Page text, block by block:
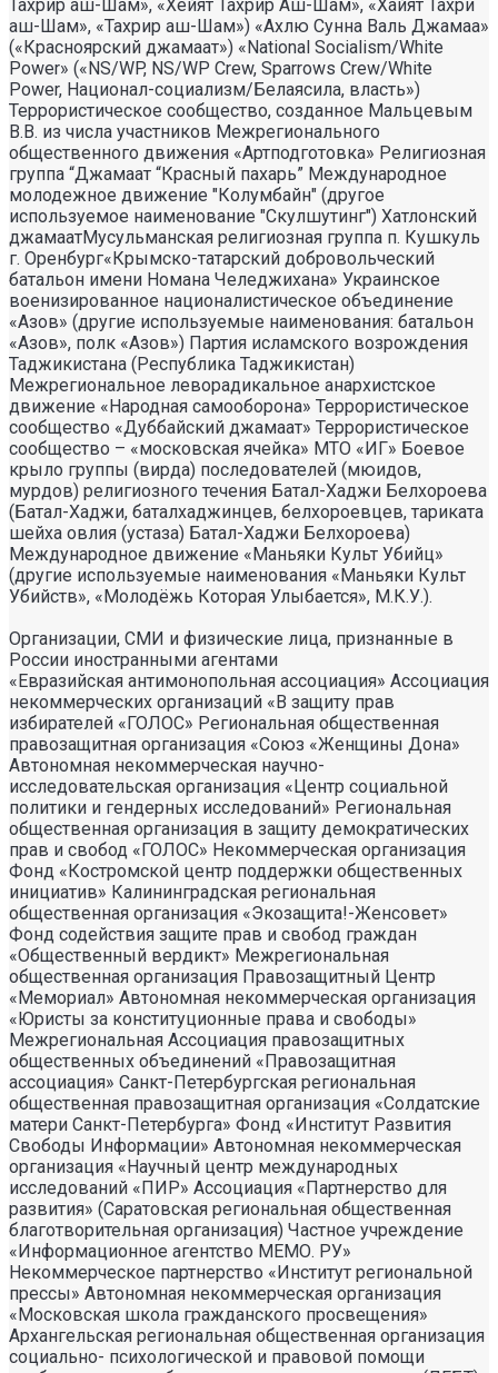
Тахрир аш-Шам», «Хейят Тахрир Аш-Шам», «Хайят Тахри
аш-Шам», «Тахрир аш-Шам») «Ахлю Сунна Валь Джамаа»
(«Красноярский джамаат») «National Socialism/White
Power» («NS/WP, NS/WP Crew, Sparrows Crew/White
Power, Национал-социализм/Белаясила, власть»)
Террористическое сообщество, созданное Мальцевым
В.В. из числа участников Межрегионального
общественного движения «Артподготовка» Религиозная
группа “Джамаат “Красный пахарь” Международное
молодежное движение "Колумбайн" (другое
используемое наименование "Скулшутинг") Хатлонский
джамаатМусульманская религиозная группа п. Кушкуль
г. Оренбург«Крымско-татарский добровольческий
батальон имени Номана Челеджихана» Украинское
военизированное националистическое объединение
«Азов» (другие используемые наименования: батальон
«Азов», полк «Азов») Партия исламского возрождения
Таджикистана (Республика Таджикистан)
Межрегиональное леворадикальное анархистское
движение «Народная самооборона» Террористическое
сообщество «Дуббайский джамаат» Террористическое
сообщество – «московская ячейка» МТО «ИГ» Боевое
крыло группы (вирда) последователей (мюидов,
мурдов) религиозного течения Батал-Хаджи Белхороева
(Батал-Хаджи, баталхаджинцев, белхороевцев, тариката
шейха овлия (устаза) Батал-Хаджи Белхороева)
Международное движение «Маньяки Культ Убийц»
(другие используемые наименования «Маньяки Культ
Убийств», «Молодёжь Которая Улыбается», М.К.У.).
Организации, СМИ и физические лица, признанные в
России иностранными агентами
«Евразийская антимонопольная ассоциация» Ассоциация некоммерческих организаций «В защиту прав избирателей «ГОЛОС» Региональная общественная правозащитная организация «Союз «Женщины Дона» Автономная некоммерческая научно- исследовательская организация «Центр социальной политики и гендерных исследований» Региональная общественная организация в защиту демократических прав и свобод «ГОЛОС» Некоммерческая организация Фонд «Костромской центр поддержки общественных инициатив» Калининградская региональная общественная организация «Экозащита!-Женсовет» Фонд содействия защите прав и свобод граждан «Общественный вердикт» Межрегиональная общественная организация Правозащитный Центр «Мемориал» Автономная некоммерческая организация «Юристы за конституционные права и свободы» Межрегиональная Ассоциация правозащитных общественных объединений «Правозащитная ассоциация» Санкт-Петербургская региональная общественная правозащитная организация «Солдатские матери Санкт-Петербурга» Фонд «Институт Развития Свободы Информации» Автономная некоммерческая организация «Научный центр международных исследований «ПИР» Ассоциация «Партнерство для развития» (Саратовская региональная общественная благотворительная организация) Частное учреждение «Информационное агентство МЕМО. РУ» Некоммерческое партнерство «Институт региональной прессы» Автономная некоммерческая организация «Московская школа гражданского просвещения» Архангельская региональная общественная организация социально- психологической и правовой помощи лесбиянкам, геям, бисексуалам и трансгендерам (ЛГБТ) «Ракурс» Карачаево-Черкесская Республиканская молодежная общественная организация «Союз молодых политологов» Общероссийское общественное движение защиты прав человека «За права человека» Краснодарская краевая общественная организация выпускников вузов Калининградская региональная общественная организация «Правозащитный центр» Региональная общественная организация «Общественная комиссия по сохранению наследия академика Сахарова» Санкт-Петербургская правозащитная общественная организация «Лига избирательниц» Фонд поддержки свободы прессы Санкт-Петербургская общественная правозащитная организация «Гражданский контроль» Автономная некоммерческая организация информационных и правовых услуг «Ресурсный правозащитный центр» Межрегиональная общественная правозащитная организация «Человек и Закон» Автономная некоммерческая организация «Центр социального проектирования «Возрождение» Межрегиональная общественная организация «Информационно- просветительский центр «Мемориал» Межрегиональная общественная организация «Комитет против пыток» «Частное учреждение в Санкт- Петербурге по административной поддержке реализации программ и проектов Совета Министров северных стран» Автономная некоммерческая правозащитная организация «Молодежный центр консультации и тренинга» Еврейское областное региональное отделение Общероссийской общественной организации «Муниципальная Академия» Некоммерческое партнерство «Институт развития прессы-Сибирь» Мурманская региональная общественная организация «Центр социально-психологической помощи и правовой поддержки жертв дискриминации и гомофобии «Максимум» Межрегиональный общественный фонд содействия развитию гражданского общества «ГОЛОС – Поволжье» Межрегиональная благотворительная общественная организация «Сибирский экологический центр» Фонд «Центр гражданского анализа и независимых исследований «ГРАНИ» Городская общественная организация «Самарский центр гендерных исследований» Региональный Фонд «Центр Защиты Прав Средств Массовой Информации» Челябинский региональный благотворительный общественный фонд «За природу» Челябинское региональное экологическое общественное движение «За природу» Общественное региональное движение «Новгородский Женский Парламент» Самарская региональная общественная организация содействия гармонизации межнациональных отношений «АЗЕРБАЙДЖАН» Мурманская региональная молодежная общественная организация «Гуманистическое движение молодежи» Мурманская региональная общественная экологическая организация «Беллона-Мурманск» Частное учреждение дополнительного профессионального образования «Учебный центр экологии и безопасности» Фонд поддержки социальных проектов «Миграция XXI век» Ростовская городская общественная организация «ЭКО-ЛОГИКА» Автономная некоммерческая организация «Центр антикоррупционных исследований и инициатив «Трансперенси Интернешнл-Р» Озерская городская социально- экологическая общественная организация «Планета надежд» Новосибирский областной общественный фонд «Фонд защиты прав потребителей» Региональная общественная благотворительная организация помощи беженцам и мигрантам «Гражданское содействие» Фонд поддержки расследовательской журналистики – Фонд 19/29 Калининградская региональная общественная организация информационно-правовых программ «Женская лига» Автономная некоммерческая организация «Мемориальный центр истории политических репрессий «Пермь-36» Ассоциация «Экспертно-правовое партнерство «Союз» Некоммерческое партнерство «Клуб бухгалтеров и аудиторов некоммерческих организаций» «Частное учреждение в Калининграде по административной поддержке реализации программ и проектов Совета Министров северных стран» Межрегиональная благотворительная общественная организация «Центр развития некоммерческих организаций» Негосударственное образовательное учреждение дополнительного профессионального образования (повышение квалификации) специалистов «АКАДЕМИЯ ПО ПРАВАМ ЧЕЛОВЕКА» Свердловская региональная общественная организация «Сутяжник» Нижегородская региональная общественная организация «Экологический центр «Дронт» ФОНД НЕКОММЕРЧЕСКИХ ПРОГРАММ ДМИТРИЯ ЗИМИНА «ДИНАСТИЯ» НЕКОММЕРЧЕСКАЯ ОРГАНИЗАЦИЯ НАУЧНЫЙ ФОНД ТЕОРЕТИЧЕСКИХ И ПРИКЛАДНЫХ ИССЛЕДОВАНИЙ «ЛИБЕРАЛЬНАЯ МИССИЯ» Территориальное объединение работодателей «Ефремовский районный союз промышленников и предпринимателей» Региональная общественная организация «Центр независимых исследователей Республики Алтай» ФОНД "СИБИРСКИЙ ЦЕНТР ПОДДЕРЖКИ ОБЩЕСТВЕННЫХ ИНИЦИАТИВ" РЕСПУБЛИКАНСКАЯ МОЛОДЕЖНАЯ ОБЩЕСТВЕННАЯ ОРГАНИЗАЦИЯ «НУОРИ КАРЬЯЛА» («МОЛОДАЯ КАРЕЛИЯ) МЕЖРЕГИОНАЛЬНЫЙ ОБЩЕСТВЕННЫЙ ФОНД МИРА НА ЮГЕ И СЕВЕРНОМ КАВКАЗЕ Автономная некоммерческая организация «Центр независимых социологических исследований» Автономная некоммерческая организация «Центр информации «ФРИИНФОРМ» Региональная общественная организация содействия охране репродуктивного здоровья граждан «Народонаселение и Развитие» Алтайская краевая общественная организация «Геблеровское экологическое общество» АССОЦИАЦИЯ «СОДЕЙСТВИЕ В ПРАВОВОЙ ЗАЩИТЕ НАСЕЛЕНИЯ «ПРАВОВАЯ ОСНОВА» Межрегиональная общественная организация «Северная природоохранная коалиция» КОМИ РЕГИОНАЛЬНАЯ ОБЩЕСТВЕННАЯ ОРГАНИЗАЦИЯ «КОМИССИЯ ПО ЗАЩИТЕ ПРАВ ЧЕЛОВЕКА «МЕМОРИАЛ» Алтайский краевой эколого- культурный общественный фонд «Алтай-21век» МЕЖРЕГИОНАЛЬНЫЙ ОБЩЕСТВЕННЫЙ ФОНД СОДЕЙСТВИЯ РАЗВИТИЮ ГРАЖДАНСКОГО ОБЩЕСТВА «ГОЛОС – УРАЛ» ФОНД ПОДДЕРЖКИ СРЕДСТВ МАССОВОЙ ИНФОРМАЦИИ «СРЕДА» Нижегородская областная социально- экологическая общественная организация «Зеленый мир» ФОНД «ГРАЖДАНСКОЕ ДЕЙСТВИЕ» Некоммерческое партнерство «Альянс фондов местных сообществ Пермского края» Кабардино-Балкарский республиканский общественный правозащитный центр Региональное отделение Общероссийского общественного движения «За права человека» ЧЕЧЕНСКАЯ РЕГИОНАЛЬНАЯ ОБЩЕСТВЕННАЯ ОРГАНИЗАЦИЯ «ПРАВОЗАЩИТНЫЙ ЦЕНТР ЧЕЧЕНСКОЙ РЕСПУБЛИКИ» Межрегиональный общественный экологический фонд «ИСАР-СИБИРЬ» ОБЩЕСТВЕННАЯ ОРГАНИЗАЦИЯ «ПЕРМСКИЙ РЕГИОНАЛЬНЫЙ ПРАВОЗАЩИТНЫЙ ЦЕНТР» Региональная общественная организация по улучшению качества жизни общества «Сибирская линия жизни» Фонд в поддержку демократии «ГОЛОС» Региональная общественная организация «Еврейский общинный культурный центр Рязанской области «Хесед-Тшува» Региональная общественная организация «Экологическая вахта Сахалина» Региональная общественная организация «Экологическая вахта Сахалина» Автономная некоммерческая организация «Информационно- исследовательский центр «Ясавэй Манзара» Межрегиональная общественная благотворительная организация «Общество защиты прав потребителей и охраны окружающей среды «ПРИНЦИПЪ» Автономная некоммерческая организация «Дальневосточный центр развития гражданских инициатив и социального партнерства» Союз общественных объединений «Российский исследовательский центр по правам человека» Фонд содействия развитию гражданского общества и правам человека «Женщины Дона» Красноярское региональное экологическое общественное движение «Друзья сибирских лесов» Омская городская общественная организация «Фотоклуб «Со-бытие» Региональное общественное учреждение научно-информационный центр «МЕМОРИАЛ» Иркутская региональная общественная организация «Байкальская Экологическая Волна» Некоммерческая организация «Фонд защиты гласности» Автономная некоммерческая организация «Институт прав человека» Межрегиональная общественная организация «Центр содействия коренным малочисленным народам Севера» Местная общественная благотворительная экологическая организация Зеленый Мир Автономная некоммерческая организация «Правозащитная организация «МАШР» Калининградская региональная общественная организация содействия развитию женского сообщества «Мир женщины» Региональная общественная организация «Информационно- исследовательский центр «Панорама» Забайкальское краевое общественное учреждение «Общественный экологический центр «Даурия» Городская общественная организация «Екатеринбургское общество «МЕМОРИАЛ» Межрегиональная общественная организация «Комитет по предотвращению пыток» Межрегиональная общественная организация «Бюро общественных расследований» Нижегородская региональная общественная организация «Институт прогнозирования и урегулирования политических конфликтов» Городская общественная организация «Рязанское историко- просветительское и правозащитное общество «Мемориал» (Рязанский Мемориал) Санкт-Петербургская общественная организация «Общество содействия социальной защите граждан «Петербургская ЭГИДА» Челябинский региональный орган общественной самодеятельности